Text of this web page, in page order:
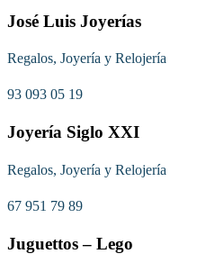
José Luis Joyerías
Regalos, Joyería y Relojería
93 093 05 19
Joyería Siglo XXI
Regalos, Joyería y Relojería
67 951 79 89
Juguettos – Lego